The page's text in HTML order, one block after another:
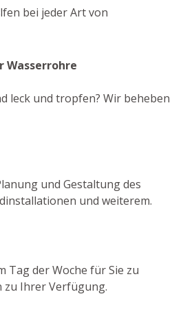
bei jeder Art von
Wasserrohre
leck und tropfen? Wir beheben
und Gestaltung des
und weiterem.
Tag der Woche für Sie zu
zu Ihrer Verfügung.